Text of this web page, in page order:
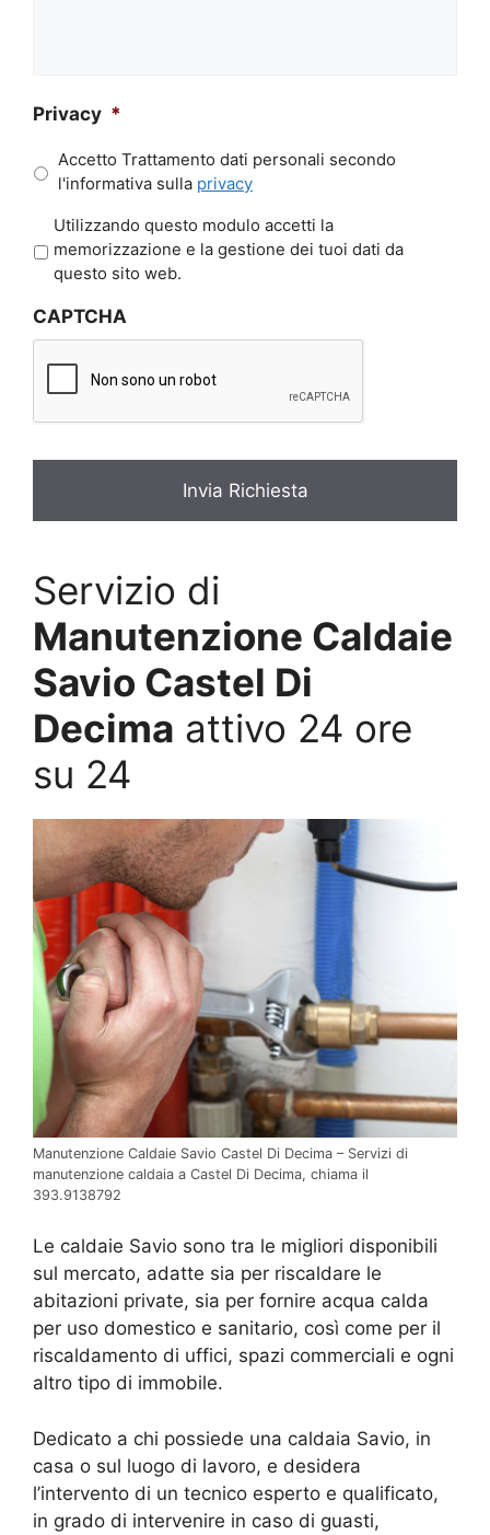
Privacy *
Accetto Trattamento dati personali secondo
l'informativa sulla privacy
r
a
c
*
Utilizzando questo modulo accetti la
memorizzazione e la gestione dei tuoi dati da
questo sito web.
CAPTCHA
Servizio di
Manutenzione Caldaie
Savio Castel Di
Decima attivo 24 ore
su 24
Manutenzione Caldaie Savio Castel Di Decima – Servizi di
manutenzione caldaia a Castel Di Decima, chiama il
393.9138792
Le caldaie Savio sono tra le migliori disponibili
sul mercato, adatte sia per riscaldare le
abitazioni private, sia per fornire acqua calda
per uso domestico e sanitario, così come per il
riscaldamento di uffici, spazi commerciali e ogni
altro tipo di immobile.
Dedicato a chi possiede una caldaia Savio, in
casa o sul luogo di lavoro, e desidera
l’intervento di un tecnico esperto e qualificato,
in grado di intervenire in caso di guasti,